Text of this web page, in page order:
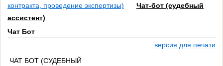
контракта, проведение экспертизы)
Чат-бот (судебный
ассистент)
Чат Бот
версия для печати
ЧАТ БОТ (СУДЕБНЫЙ